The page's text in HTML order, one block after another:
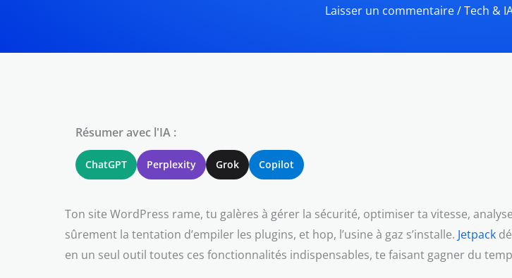
Laisser un commentaire/Tech &
Résumer avec l'IA :
ChatGPT Perplexity Grok Copilot
Ton site WordPress rame, tu galères à gérer la sécurité, optimiser ta vitesse,
sûrement la tentation d’empiler les plugins, et hop, l’usine à gaz s’installe. Jetpack
en un seul outil toutes ces fonctionnalités indispensables, te faisant gagner du